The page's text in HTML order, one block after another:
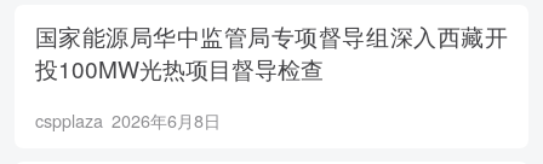
国家能源局华中监管局专项督导组深入西藏开
投100MW光热项目督导检查
cspplaza 2026年6月8日